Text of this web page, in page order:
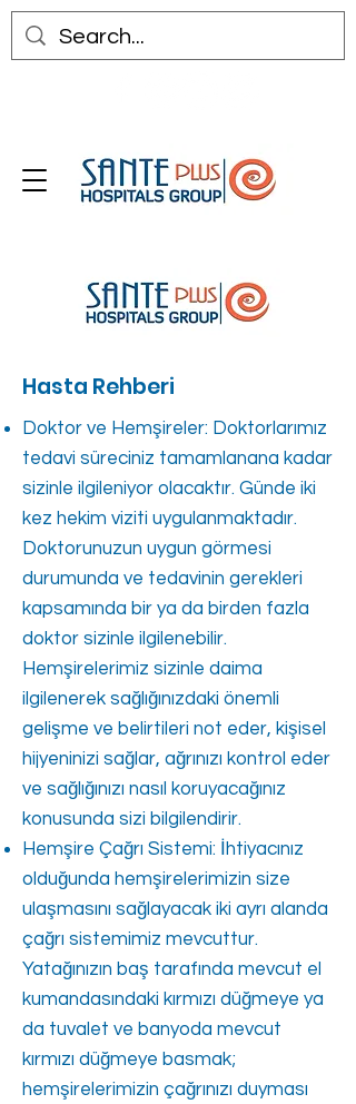
Hasta Rehberi
Doktor ve Hemşireler: Doktorlarımız
tedavi süreciniz tamamlanana kadar
sizinle ilgileniyor olacaktır. Günde iki
kez hekim viziti uygulanmaktadır.
Doktorunuzun uygun görmesi
durumunda ve tedavinin gerekleri
kapsamında bir ya da birden fazla
doktor sizinle ilgilenebilir.
Hemşirelerimiz sizinle daima
ilgilenerek sağlığınızdaki önemli
gelişme ve belirtileri not eder, kişisel
hijyeninizi sağlar, ağrınızı kontrol eder
ve sağlığınızı nasıl koruyacağınız
konusunda sizi bilgilendirir.
Hemşire Çağrı Sistemi: İhtiyacınız
olduğunda hemşirelerimizin size
ulaşmasını sağlayacak iki ayrı alanda
çağrı sistemimiz mevcuttur.
Yatağınızın baş tarafında mevcut el
kumandasındaki kırmızı düğmeye ya
da tuvalet ve banyoda mevcut
kırmızı düğmeye basmak;
hemşirelerimizin çağrınızı duyması